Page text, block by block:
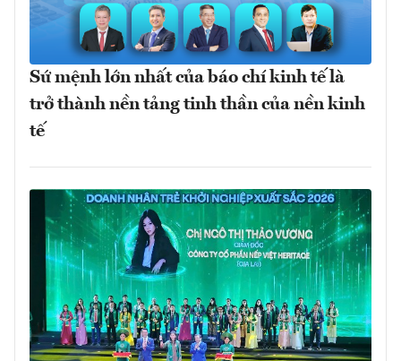
Sứ mệnh lớn nhất của báo chí kinh tế là
trở thành nền tảng tinh thần của nền kinh
tế